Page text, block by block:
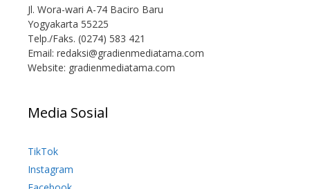
Jl. Wora-wari A-74 Baciro Baru
Yogyakarta 55225
Telp./Faks. (0274) 583 421
Email: redaksi@gradienmediatama.com
Website: gradienmediatama.com
Media Sosial
TikTok
Instagram